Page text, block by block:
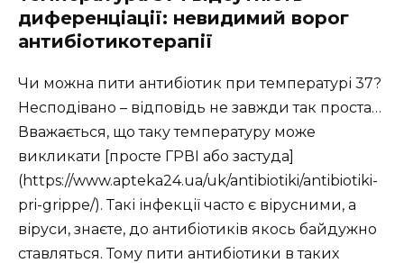
диференціації: невидимий ворог
антибіотикотерапії
Чи можна пити антибіотик при температурі 37?
Несподівано – відповідь не завжди так проста…
Вважається, що таку температуру може
викликати [просте ГРВІ або застуда]
(https://www.apteka24.ua/uk/antibiotiki/antibiotiki-
pri-grippe/). Такі інфекції часто є вірусними, а
віруси, знаєте, до антибіотиків якось байдужно
ставляться. Тому пити антибіотики в таких